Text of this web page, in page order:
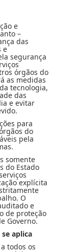
e
–
das
e
segurança
órgãos do
as medidas
tecnologia,
das
e evitar
para
do
pela
somente
do Estado
explícita
O
e
de proteção
Governo.
aplica
todos os